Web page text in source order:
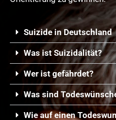
Suizide in Deutschland
Was ist Suizidalität?
Wer ist gefährdet?
Was sind
Wie auf einen